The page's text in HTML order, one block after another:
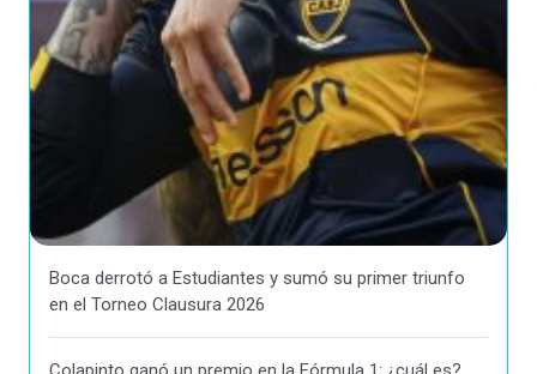
Boca derrotó a Estudiantes y sumó su primer triunfo
en el Torneo Clausura 2026